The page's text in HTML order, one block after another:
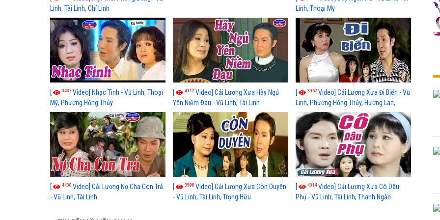
Linh, Tài Linh, Chí Linh
Linh, Thoại Mỹ
[ 3437 Video] Nhạc Tình - Vũ Linh, Thoại
Mỹ, Phương Hồng Thủy
[ 4112 Video] Cải Lương Xưa Hãy Ngủ
Yên Niềm Đau - Vũ Linh, Tài Linh
[ 3962 Video] Cải Lương Xưa Đi Biển - Vũ
Linh, Phương Hồng Thủy, Hương Lan,
Thanh Hằng
[ 4430 Video] Cải Lương Nợ Cha Con Trả
- Vũ Linh, Tài Linh
[ 3598 Video] Cải Lương Xưa Còn Duyên
- Vũ Linh, Tài Linh, Trọng Hữu
[ 4014Video] Cải Lương Xưa Cô Dâu
Phụ - Vũ Linh, Tài Linh, Thanh Ngân